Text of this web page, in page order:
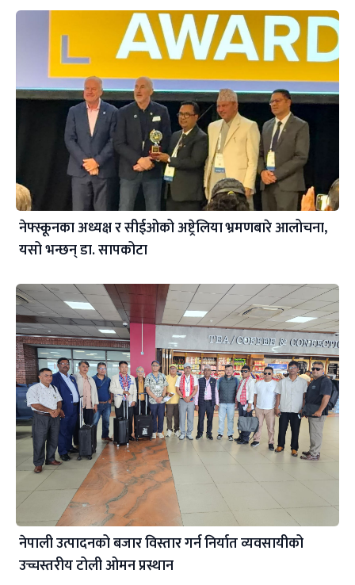
नेफ्स्कूनका अध्यक्ष र सीईओको अष्ट्रेलिया भ्रमणबारे आलोचना,
यसो भन्छन् डा‍. सापकोटा
नेपाली उत्पादनको बजार विस्तार गर्न निर्यात व्यवसायीको
उच्चस्तरीय टोली ओमन प्रस्थान